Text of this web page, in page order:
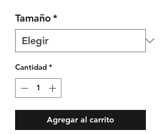
Tamaño*
Cantidad *
Agregar al carrito